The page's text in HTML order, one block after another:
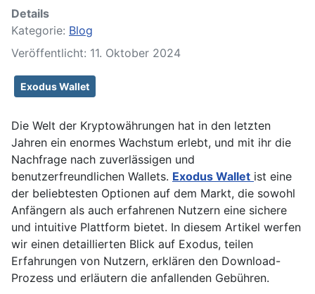
Details
Kategorie: Blog
Veröffentlicht: 11. Oktober 2024
Exodus Wallet
Die Welt der Kryptowährungen hat in den letzten
Jahren ein enormes Wachstum erlebt, und mit ihr die
Nachfrage nach zuverlässigen und
benutzerfreundlichen Wallets. Exodus Wallet ist eine
der beliebtesten Optionen auf dem Markt, die sowohl
Anfängern als auch erfahrenen Nutzern eine sichere
und intuitive Plattform bietet. In diesem Artikel werfen
wir einen detaillierten Blick auf Exodus, teilen
Erfahrungen von Nutzern, erklären den Download-
Prozess und erläutern die anfallenden Gebühren.